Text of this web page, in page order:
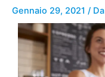
Gennaio 29, 2021 / Da